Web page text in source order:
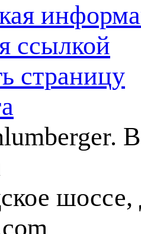
ссылкой
страницу